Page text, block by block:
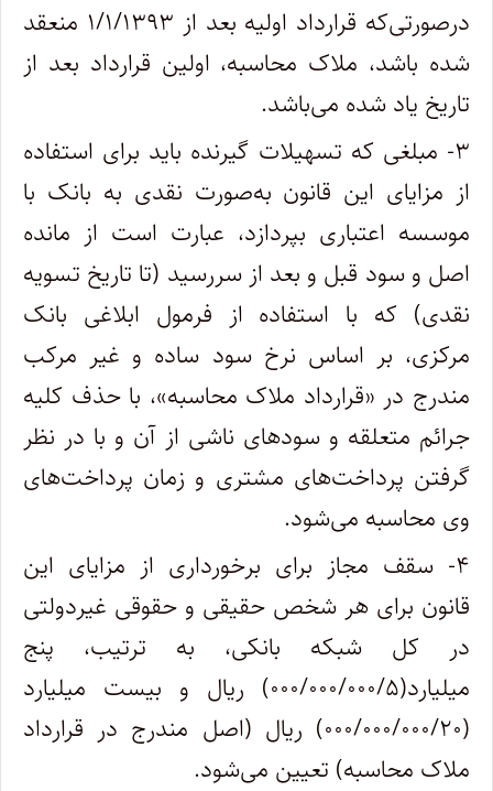
درصورتی‌که قرارداد اولیه بعد از ۱/۱/۱۳۹۳ منعقد
شده باشد، ملاک محاسبه، اولین قرارداد بعد از
تاریخ یاد شده می‌باشد.
۳- مبلغی که تسهیلات گیرنده باید برای استفاده
از مزایای این قانون به‌صورت نقدی به بانک با
موسسه اعتباری بپردازد، عبارت است از مانده
اصل و سود قبل و بعد از سررسید (تا تاریخ تسویه
نقدی) که با استفاده از فرمول ابلاغی بانک
مرکزی، بر اساس نرخ سود ساده و غیر مرکب
مندرج در «قرارداد ملاک محاسبه»، با حذف کلیه
جرائم متعلقه و سودهای ناشی از آن و با در نظر
گرفتن پرداخت‌های مشتری و زمان پرداخت‌های
وی محاسبه می‌شود.
۴- سقف مجاز برای برخورداری از مزایای این
قانون برای هر شخص حقیقی و حقوقی غیردولتی
در کل شبکه بانکی، به ترتیب، پنج
میلیارد(۰۰۰/۰۰۰/۰۰۰/۵) ریال و بیست میلیارد
(۰۰۰/۰۰۰/۰۰۰/۲۰) ریال (اصل مندرج در قرارداد
ملاک محاسبه) تعیین می‌شود.